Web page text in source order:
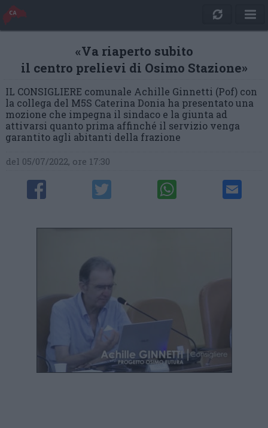
«Va riaperto subito
il centro prelievi di Osimo Stazione»
IL CONSIGLIERE comunale Achille Ginnetti (Pof) con
la collega del M5S Caterina Donia ha presentato una
mozione che impegna il sindaco e la giunta ad
attivarsi quanto prima affinché il servizio venga
garantito agli abitanti della frazione
del 05/07/2022, ore 17:30